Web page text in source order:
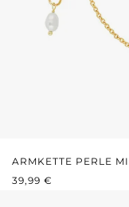
ARMKETTE PERLE
REGULÄRER
39,99 €